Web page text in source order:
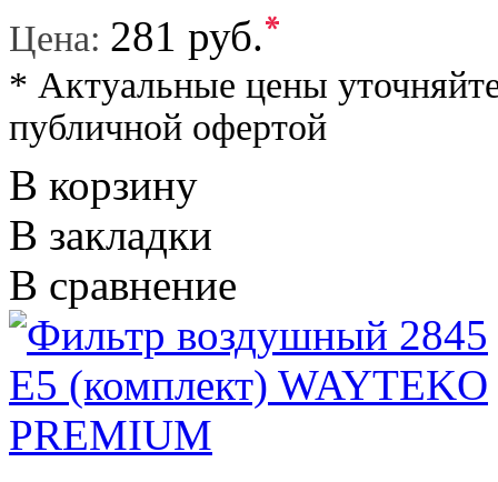
Цена: 281 руб.*
* Актуальные цены
публичной офертой
В корзину
В закладки
В сравнение